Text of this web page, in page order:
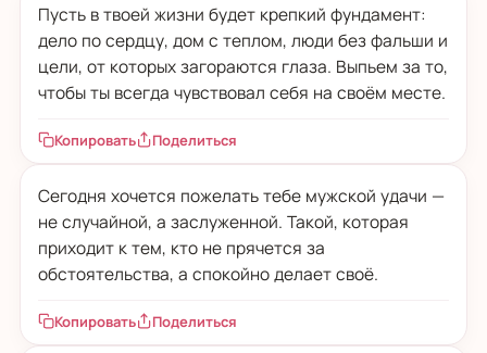
Пусть в твоей жизни будет крепкий фундамент:
дело по сердцу, дом с теплом, люди без фальши и
цели, от которых загораются глаза. Выпьем за то,
чтобы ты всегда чувствовал себя на своём месте.
Копировать Поделиться
Сегодня хочется пожелать тебе мужской удачи —
не случайной, а заслуженной. Такой, которая
приходит к тем, кто не прячется за
обстоятельства, а спокойно делает своё.
Копировать Поделиться